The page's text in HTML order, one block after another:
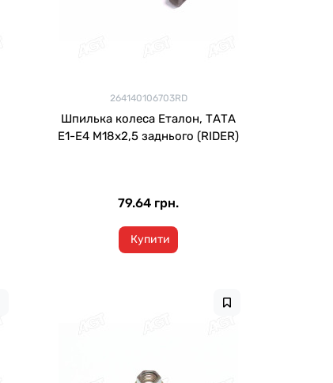
264140106703RD
Шпилька колеса Еталон, ТАТА
Е1-Е4 М18х2,5 заднього (RIDER)
79.64 грн.
Купити